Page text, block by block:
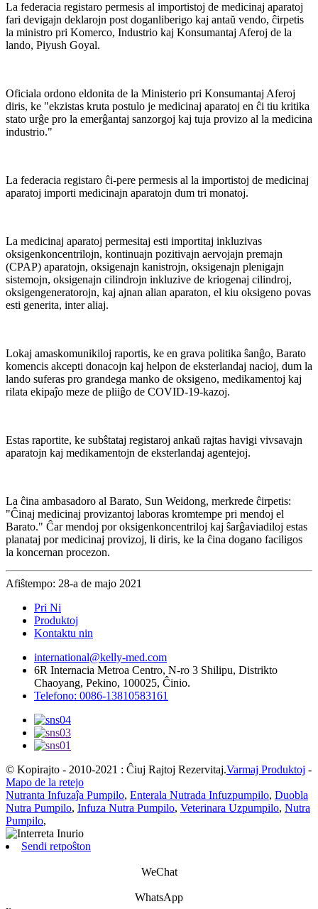
La federacia registaro permesis al importistoj de medicinaj aparatoj
fari devigajn deklarojn post doganliberigo kaj antaŭ vendo, ĉirpetis
la ministro pri Komerco, Industrio kaj Konsumantaj Aferoj de la
lando, Piyush Goyal.
Oficiala ordono eldonita de la Ministerio pri Konsumantaj Aferoj
diris, ke "ekzistas kruta postulo je medicinaj aparatoj en ĉi tiu kritika
stato urĝe pro la emerĝantaj sanzorgoj kaj tuja provizo al la medicina
industrio."
La federacia registaro ĉi-pere permesis al la importistoj de medicinaj
aparatoj importi medicinajn aparatojn dum tri monatoj.
La medicinaj aparatoj permesitaj esti importitaj inkluzivas
oksigenkoncentrilojn, kontinuajn pozitivajn aervojajn premajn
(CPAP) aparatojn, oksigenajn kanistrojn, oksigenajn plenigajn
sistemojn, oksigenajn cilindrojn inkluzive de kriogenaj cilindroj,
oksigengeneratorojn, kaj ajnan alian aparaton, el kiu oksigeno povas
esti generita, inter aliaj.
Lokaj amaskomunikiloj raportis, ke en grava politika ŝanĝo, Barato
komencis akcepti donacojn kaj helpon de eksterlandaj nacioj, dum la
lando suferas pro grandega manko de oksigeno, medikamentoj kaj
rilata ekipaĵo meze de pliiĝo de COVID-19-kazoj.
Estas raportite, ke subŝtataj registaroj ankaŭ rajtas havigi vivsavajn
aparatojn kaj medikamentojn de eksterlandaj agentejoj.
La ĉina ambasadoro al Barato, Sun Weidong, merkrede ĉirpetis:
"Ĉinaj medicinaj provizantoj laboras kromtempe pri mendoj el
Barato." Ĉar mendoj por oksigenkoncentriloj kaj ŝarĝaviadiloj estas
planataj por medicinaj provizoj, li diris, ke la ĉina dogano faciligos
la koncernan procezon.
Afiŝtempo: 28-a de majo 2021
Pri Ni
Produktoj
Kontaktu nin
international@kelly-med.com
6R Internacia Metroa Centro, N-ro 3 Shilipu, Distrikto
Chaoyang, Pekino, 100025, Ĉinio.
Telefono: 0086-13810583161
© Kopirajto - 2010-2021 : Ĉiuj Rajtoj Rezervitaj.Varmaj Produktoj -
Mapo de la retejo
Nutranta Infuzaĵa Pumpilo, Enterala Nutrada Infuzpumpilo, Duobla
Nutra Pumpilo, Infuza Nutra Pumpilo, Veterinara Uzpumpilo, Nutra
Pumpilo,
Sendi retpoŝton
WeChat
WhatsApp